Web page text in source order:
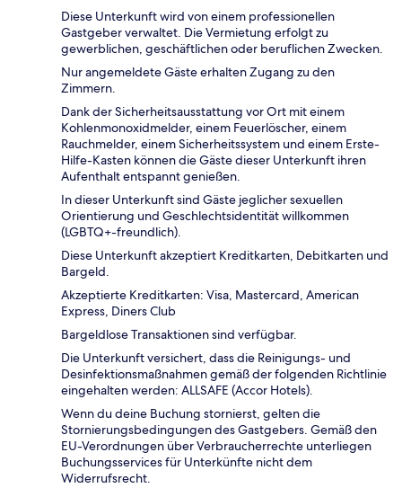
Diese Unterkunft wird von einem professionellen
Gastgeber verwaltet. Die Vermietung erfolgt zu
gewerblichen, geschäftlichen oder beruflichen Zwecken.
Nur angemeldete Gäste erhalten Zugang zu den
Zimmern.
Dank der Sicherheitsausstattung vor Ort mit einem
Kohlenmonoxidmelder, einem Feuerlöscher, einem
Rauchmelder, einem Sicherheitssystem und einem Erste-
Hilfe-Kasten können die Gäste dieser Unterkunft ihren
Aufenthalt entspannt genießen.
In dieser Unterkunft sind Gäste jeglicher sexuellen
Orientierung und Geschlechtsidentität willkommen
(LGBTQ+-freundlich).
Diese Unterkunft akzeptiert Kreditkarten, Debitkarten und
Bargeld.
Akzeptierte Kreditkarten: Visa, Mastercard, American
Express, Diners Club
Bargeldlose Transaktionen sind verfügbar.
Die Unterkunft versichert, dass die Reinigungs- und
Desinfektionsmaßnahmen gemäß der folgenden Richtlinie
eingehalten werden: ALLSAFE (Accor Hotels).
Wenn du deine Buchung stornierst, gelten die
Stornierungsbedingungen des Gastgebers. Gemäß den
EU-Verordnungen über Verbraucherrechte unterliegen
Buchungsservices für Unterkünfte nicht dem
Widerrufsrecht.